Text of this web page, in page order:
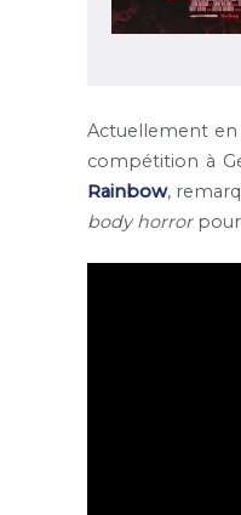
Actuellement en
compétition à
Rainbow,
body horrorpour